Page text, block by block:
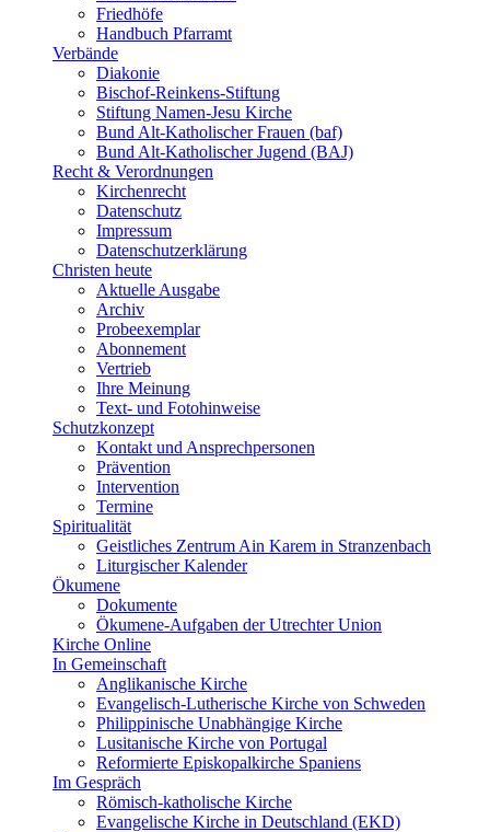
Friedhöfe
Handbuch Pfarramt
Verbände
Diakonie
Bischof-Reinkens-Stiftung
Stiftung Namen-Jesu Kirche
Bund Alt-Katholischer Frauen (baf)
Bund Alt-Katholischer Jugend (BAJ)
Recht & Verordnungen
Kirchenrecht
Datenschutz
Impressum
Datenschutzerklärung
Christen heute
Aktuelle Ausgabe
Archiv
Probeexemplar
Abonnement
Vertrieb
Ihre Meinung
Text- und Fotohinweise
Schutzkonzept
Kontakt und Ansprechpersonen
Prävention
Intervention
Termine
Spiritualität
Geistliches Zentrum Ain Karem in Stranzenbach
Liturgischer Kalender
Ökumene
Dokumente
Ökumene-Aufgaben der Utrechter Union
Kirche Online
In Gemeinschaft
Anglikanische Kirche
Evangelisch-Lutherische Kirche von Schweden
Philippinische Unabhängige Kirche
Lusitanische Kirche von Portugal
Reformierte Episkopalkirche Spaniens
Im Gespräch
Römisch-katholische Kirche
Evangelische Kirche in Deutschland (EKD)